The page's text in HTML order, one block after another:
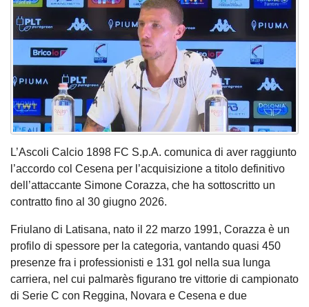
L’Ascoli Calcio 1898 FC S.p.A. comunica di aver raggiunto
l’accordo col Cesena per l’acquisizione a titolo definitivo
dell’attaccante Simone Corazza, che ha sottoscritto un
contratto fino al 30 giugno 2026.
Friulano di Latisana, nato il 22 marzo 1991, Corazza è un
profilo di spessore per la categoria, vantando quasi 450
presenze fra i professionisti e 131 gol nella sua lunga
carriera, nel cui palmarès figurano tre vittorie di campionato
di Serie C con Reggina, Novara e Cesena e due